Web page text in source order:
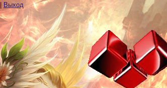
Выход